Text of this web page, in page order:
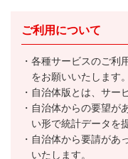
ご利用について
各種サービスのご利
をお願いいたします。
自治体版とは、サー
自治体からの要望が
い形で統計データを
自治体から要請があ
いたします。